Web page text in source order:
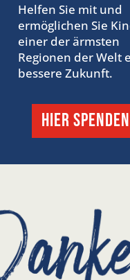
Helfen Sie mit und
ermöglichen Sie
einer der ärmsten
Regionen der Welt
bessere Zukunft.
hier SPENDEN